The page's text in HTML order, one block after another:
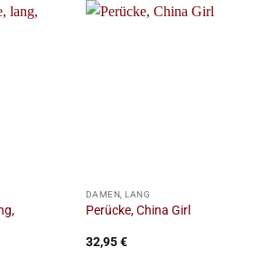
DAMEN, LANG
Perücke, China Girl
32,95€